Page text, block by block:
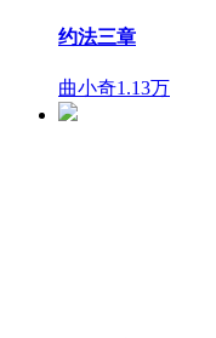
约法三章
曲小奇1.13万